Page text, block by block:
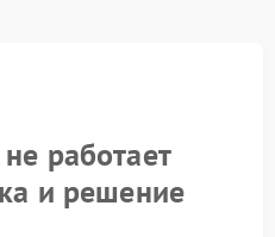
работает
и решение